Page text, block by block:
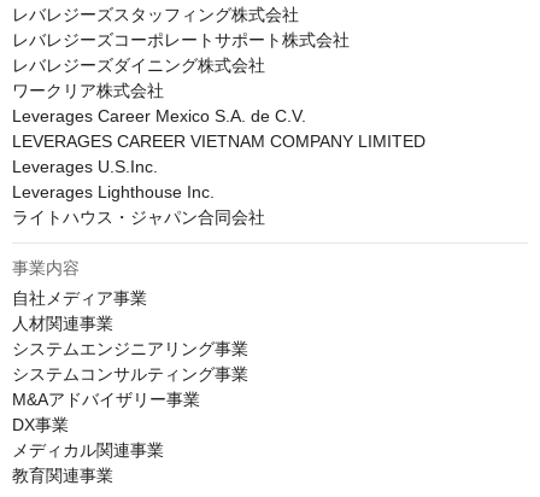
レバレジーズスタッフィング株式会社
レバレジーズコーポレートサポート株式会社
レバレジーズダイニング株式会社
ワークリア株式会社
Leverages Career Mexico S.A. de C.V.
LEVERAGES CAREER VIETNAM COMPANY LIMITED
Leverages U.S.Inc.
Leverages Lighthouse Inc.
ライトハウス・ジャパン合同会社
事業内容
自社メディア事業
人材関連事業
システムエンジニアリング事業
システムコンサルティング事業
M&Aアドバイザリー事業
DX事業
メディカル関連事業
教育関連事業